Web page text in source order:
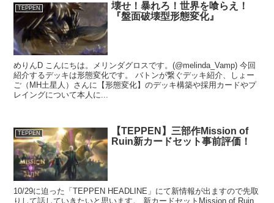
TEPPEN
壊せ！暴れろ！世界を喰らえ！
『盤面破壊型形態変化』
めりんD こんにちは。メリンダグロスです。(@melinda_Vamp) 今回
紹介するデッキは形態変化です。 バトンが繋ぐデッキ紹介、しょー
ご（MH土星人）さんに【形態変化】のデッキ構築や採用カードやプ
レイングについて本人に...
TEPPEN
【TEPPEN】三部作Mission of
Ruin新カードセット事前評価！
10/29に迫った「TEPPEN HEADLINE」にて新情報が出ますので先取
りして話していきたいと思います。 新カードセットMission of Ruin